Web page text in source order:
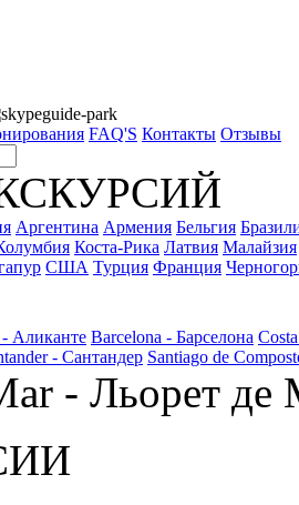
guide-park
FAQ'S Контакты Отзывы
Аргентина Армения Бельгия
Коста-Рика Латвия Малайзия
США Турция Франция
Аликанте Barcelona - Барселона
- Сантандер Santiago de
- Льорет де